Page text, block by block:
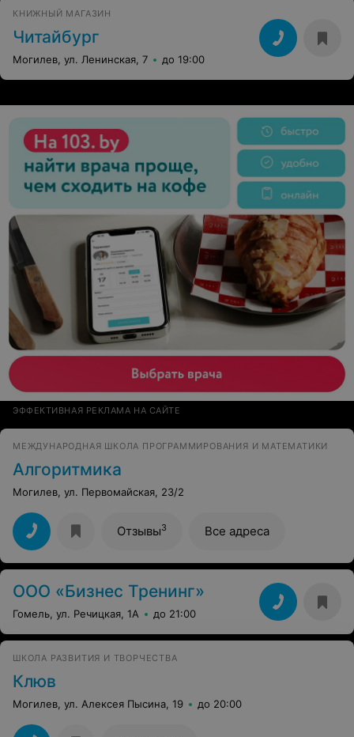
КНИЖНЫЙ МАГАЗИН
Читайбург
Могилев, ул. Ленинская, 7 до 19:00
ЭФФЕКТИВНАЯ РЕКЛАМА НА САЙТЕ
МЕЖДУНАРОДНАЯ ШКОЛА ПРОГРАММИРОВАНИЯ И МАТЕМАТИКИ
Алгоритмика
Могилев, ул. Первомайская, 23/2
Отзывы3 Все адреса
ООО «Бизнес Тренинг»
Гомель, ул. Речицкая, 1А до 21:00
ШКОЛА РАЗВИТИЯ И ТВОРЧЕСТВА
Клюв
Могилев, ул. Алексея Пысина, 19 до 20:00